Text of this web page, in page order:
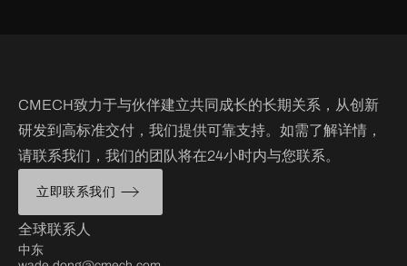
CMECH致力于与伙伴建立共同成长的长期关系，从创新
研发到高标准交付，我们提供可靠支持。如需了解详情，
请联系我们，我们的团队将在24小时内与您联系。
立即联系我们
全球联系人
中东